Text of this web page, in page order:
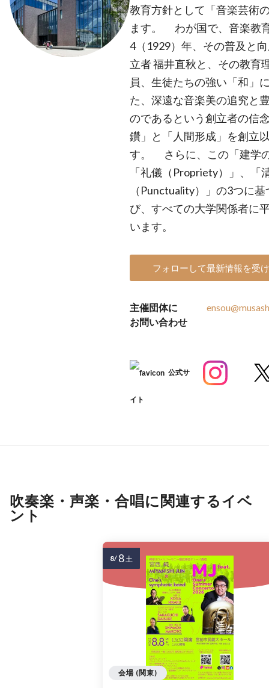
教育方針として「音楽芸術
ます。 わが国で、音楽教
4（1929）年、その普及と
立者 福井直秋と、その教育
員、生徒たちの強い「和」
た、深遠な音楽美の追究と
のであるという創立者の信
鑽」と「人間形成」を創立
す。 さらに、この「建学
「礼儀（Propriety）」、
（Punctuality）」の3つに
び、すべての大学関係者に
います。
フォローして最新情報を受
主催団体に
お問い合わせ
公式サ
イト
吹奏楽・声楽・合唱に関連するイベ
ント
会場 (関東)
8/ 8土